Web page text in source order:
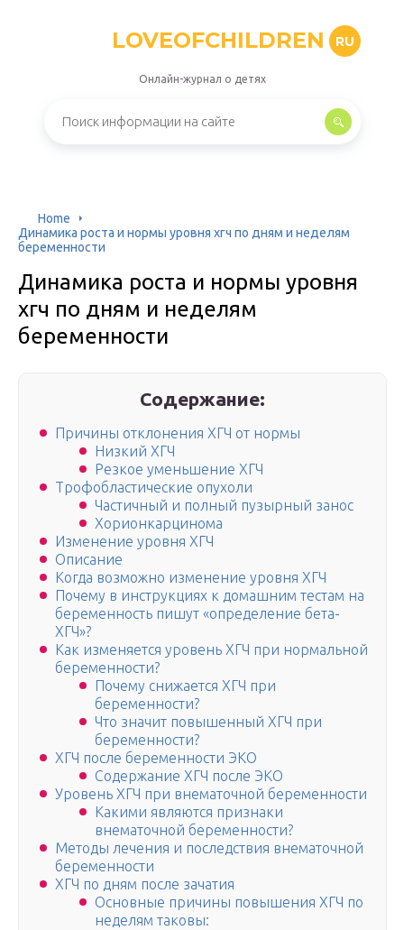
LOVEOFCHILDREN RU
Онлайн-журнал о детях
Home
Динамика роста и нормы уровня хгч по дням и неделям
беременности
Динамика роста и нормы уровня
хгч по дням и неделям
беременности
Содержание:
Причины отклонения ХГЧ от нормы
Низкий ХГЧ
Резкое уменьшение ХГЧ
Трофобластические опухоли
Частичный и полный пузырный занос
Хорионкарцинома
Изменение уровня ХГЧ
Описание
Когда возможно изменение уровня ХГЧ
Почему в инструкциях к домашним тестам на
беременность пишут «определение бета-
ХГЧ»?
Как изменяется уровень ХГЧ при нормальной
беременности?
Почему снижается ХГЧ при
беременности?
Что значит повышенный ХГЧ при
беременности?
ХГЧ после беременности ЭКО
Содержание ХГЧ после ЭКО
Уровень ХГЧ при внематочной беременности
Какими являются признаки
внематочной беременности?
Методы лечения и последствия внематочной
беременности
ХГЧ по дням после зачатия
Основные причины повышения ХГЧ по
неделям таковы: